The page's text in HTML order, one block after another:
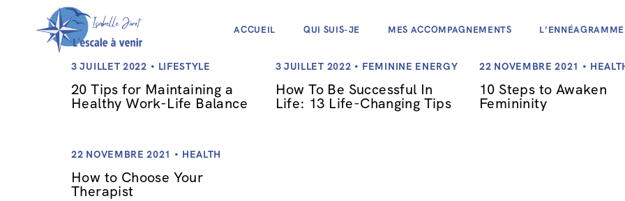
ACCUEIL QUI SUIS-JE MES ACCOMPAGNEMENTS L’ENNÉAGRAMME
3 JUILLET 2022 LIFESTYLE
20 Tips for Maintaining a
Healthy Work-Life Balance
3 JUILLET 2022 FEMININE ENERGY
How To Be Successful In
Life: 13 Life-Changing Tips
22 NOVEMBRE 2021
10 Steps to Awaken
Femininity
22 NOVEMBRE 2021 HEALTH
How to Choose Your
Therapist